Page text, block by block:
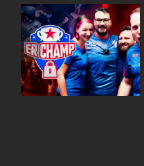
Enigmarium
odprl vrata na
Danskem –
igralci